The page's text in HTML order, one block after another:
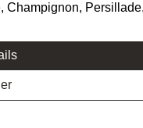
Champignon,